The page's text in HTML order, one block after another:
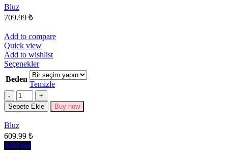
Bluz
709.99 ₺
Add to compare
Quick view
Add to wishlist
SeçeneklerBu
ürünün
birden
fazla
varyasyonu
var.
Beden
Temizle
Miktar
Sepete Ekle Buy now
Bluz
609.99 ₺
Sold out